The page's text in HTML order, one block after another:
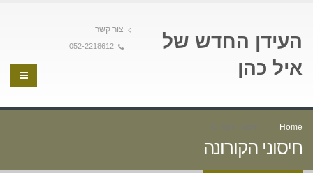
העידן החדש של
איל כהן
צור קשר
052-2218612
Home חיסוני הקורונה
חיסוני הקורונה